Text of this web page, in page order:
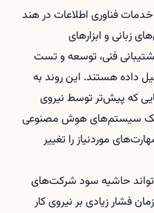
فناوری اطلاعات در هند
زبانی و ابزارهای
فنی، توسعه و تست
داده هستند. این روند به
که پیش‌تر توسط نیروی
کمک سیستم‌های هوش مصنوعی
موردنیاز را تغییر
حاشیه سود شرکت‌های
فشار زیادی بر نیروی کار